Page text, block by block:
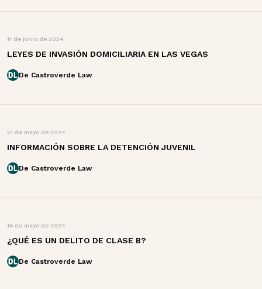
11 de junio de 2024
LEYES DE INVASIÓN DOMICILIARIA EN LAS VEGAS
De Castroverde Law
21 de mayo de 2024
INFORMACIÓN SOBRE LA DETENCIÓN JUVENIL
De Castroverde Law
16 de mayo de 2024
¿QUÉ ES UN DELITO DE CLASE B?
De Castroverde Law